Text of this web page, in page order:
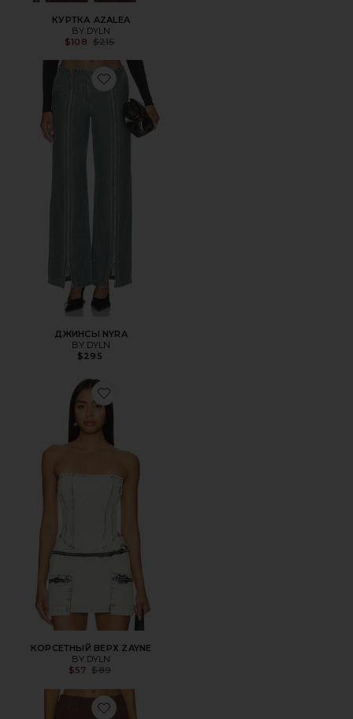
КУРТКА AZALEA
BY.DYLN
$108 Previous price:
$215
Favorite ДЖИНСЫ NYRA
ДЖИНСЫ NYRA
BY.DYLN
$295
Favorite КОРСЕТНЫЙ ВЕРХ ZAYNE
КОРСЕТНЫЙ ВЕРХ ZAYNE
BY.DYLN
$57 Previous price:
$89
Favorite ЮБКА МИНИ AVANT